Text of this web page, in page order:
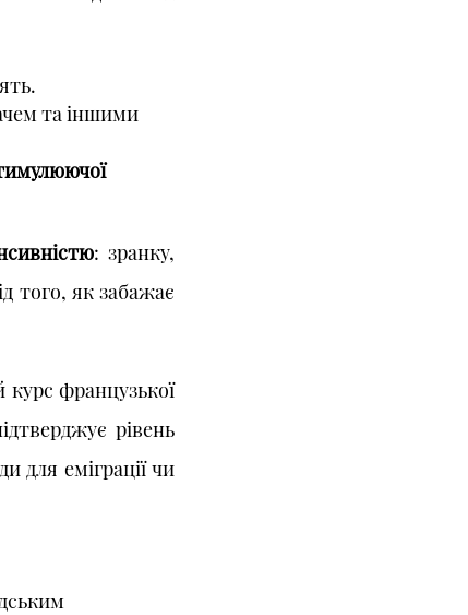
та іншими
: зранку,
того, як забажає
курс французької
рівень
для еміграції чи